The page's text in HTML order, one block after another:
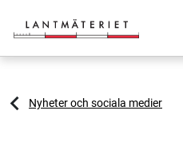
Nyheter och sociala medier